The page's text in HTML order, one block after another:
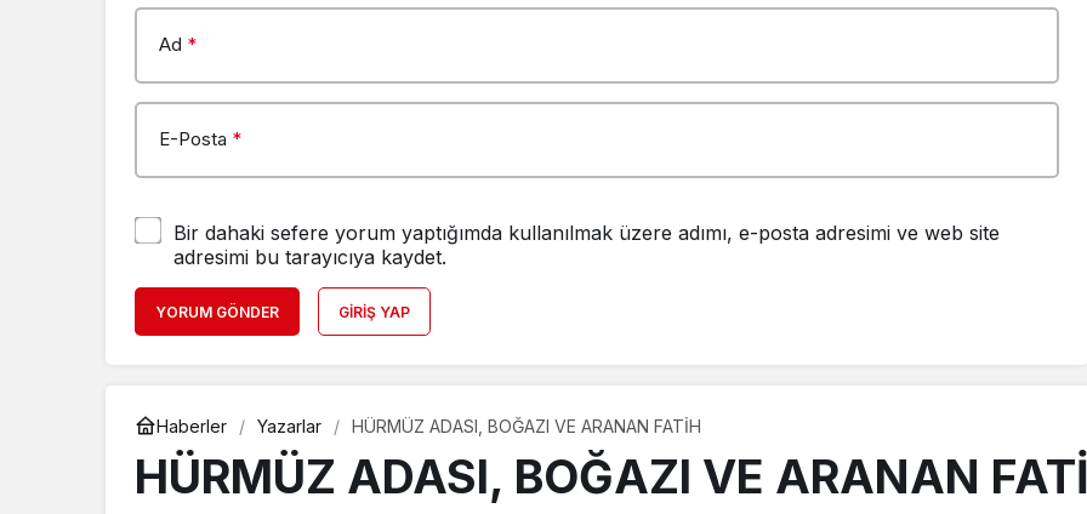
Ad *
E-Posta *
Bir dahaki sefere yorum yaptığımda kullanılmak üzere adımı, e-posta adresimi ve web site
adresimi bu tarayıcıya kaydet.
YORUM GÖNDER GIRIŞ YAP
Haberler Yazarlar HÜRMÜZ ADASI, BOĞAZI VE ARANAN FATİH
HÜRMÜZ ADASI, BOĞAZI VE ARANAN